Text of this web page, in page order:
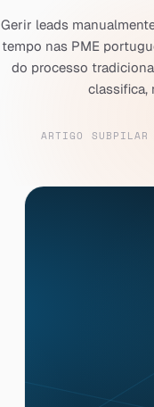
Gerir leads
tempo nas PME
do processo
classifica,
ARTIGO SUBPILAR